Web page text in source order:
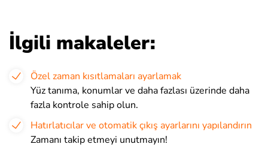
İlgili makaleler:
Özel zaman kısıtlamaları ayarlamak
Yüz tanıma, konumlar ve daha fazlası üzerinde daha
fazla kontrole sahip olun.
Hatırlatıcılar ve otomatik çıkış ayarlarını yapılandırın
Zamanı takip etmeyi unutmayın!